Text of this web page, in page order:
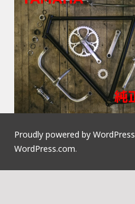
Proudly powered by WordPress
WordPress.com.